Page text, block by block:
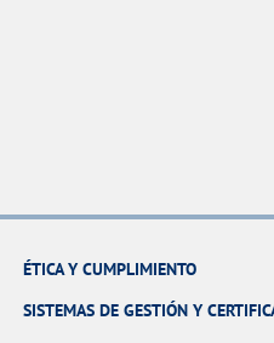
ÉTICA Y CUMPLIMIENTO
SISTEMAS DE GESTIÓN Y